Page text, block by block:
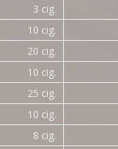
3 cig.
10 cig.
20 cig.
10 cig.
25 cig.
10 cig.
8 cig.